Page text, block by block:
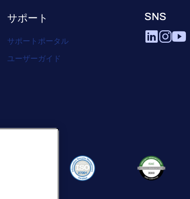
サポート
サポートポータル
ユーザーガイド
SNS